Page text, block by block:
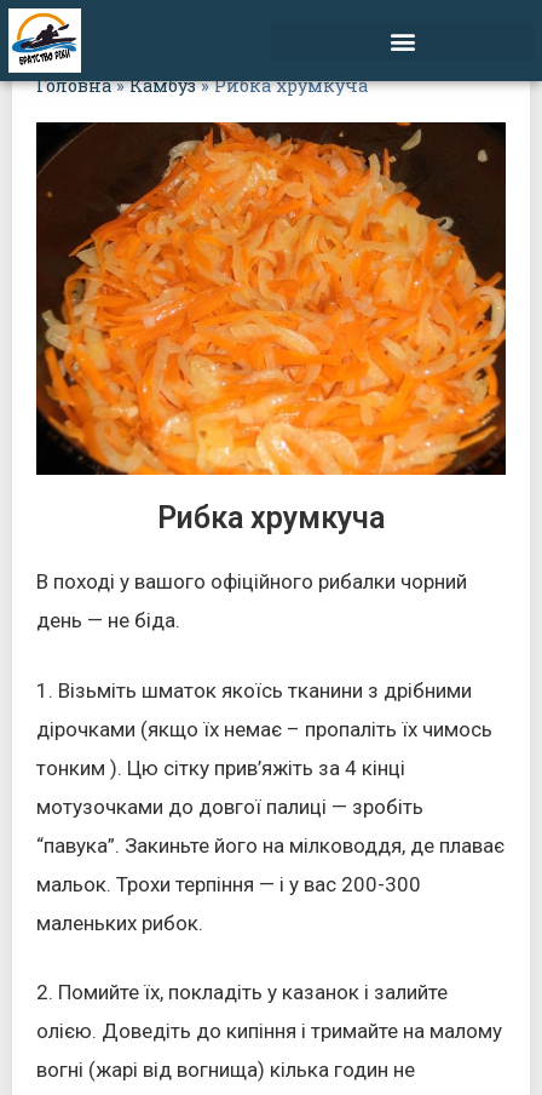
Головна»Камбуз»Рибка хрумкуча
Рибка хрумкуча
В поході у вашого офіційного рибалки чорний
день — не біда.
1. Візьміть шматок якоїсь тканини з дрібними
дірочками (якщо їх немає – пропаліть їх чимось
тонким ). Цю сітку прив’яжіть за 4 кінці
мотузочками до довгої палиці — зробіть
“павука”. Закиньте його на мілководдя, де плаває
мальок. Трохи терпіння — і у вас 200-300
маленьких рибок.
2. Помийте їх, покладіть у казанок і залийте
олією. Доведіть до кипіння і тримайте на малому
вогні (жарі від вогнища) кілька годин не